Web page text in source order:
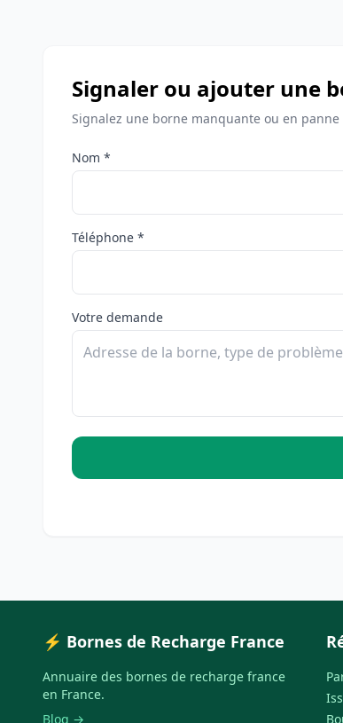
Signaler ou ajouter une
Signalez une borne manquante ou en panne
Nom *
Téléphone *
Votre demande
⚡ Bornes de Recharge France
Annuaire des bornes de recharge france
en France.
Blog →